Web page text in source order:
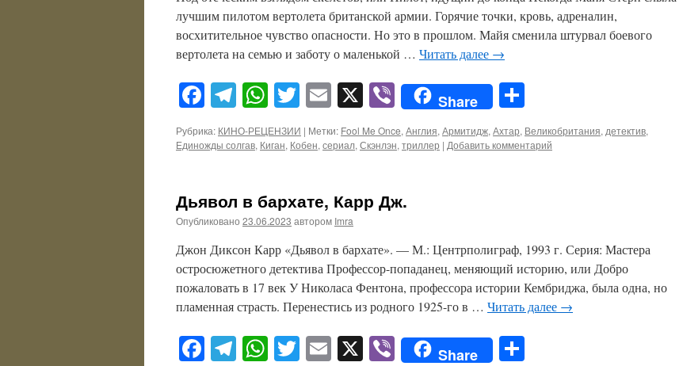
лучшим пилотом вертолета британской армии. Горячие точки, кровь, адреналин,
восхитительное чувство опасности. Но это в прошлом. Майя сменила штурвал боевого
вертолета на семью и заботу о маленькой … Читать далее →
Facebook
Telegram
WhatsApp
Twitter
Email
X ViberShare
Рубрика: КИНО-РЕЦЕНЗИИ | Метки: Fool Me Once,Англия,Армитидж,Ахтар, Великобритания,детектив,
Единожды солгав, Киган, Кобен,сериал,Скэнлэн,триллер | Добавить комментарий
Дьявол в бархате, Карр Дж.
Опубликовано 23.06.2023 автором Imra
Джон Диксон Карр «Дьявол в бархате». — М.: Центрполиграф, 1993 г. Серия: Мастера
остросюжетного детектива Профессор-попаданец, меняющий историю, или Добро
пожаловать в 17 век У Николаса Фентона, профессора истории Кембриджа, была одна, но
пламенная страсть. Перенестись из родного 1925-го в … Читать далее →
Facebook
Telegram
WhatsApp
Twitter
Email
X ViberShare